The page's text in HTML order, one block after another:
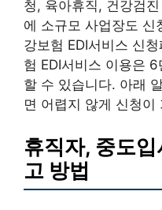
청, 육아휴직, 건강검
에 소규모 사업장도 신
강보험 EDI서비스 신
험 EDI서비스 이용은
할 수 있습니다. 아래
면 어렵지 않게 신청이
휴직자, 중도
고 방법